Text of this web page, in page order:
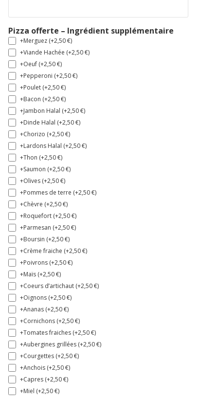
Pizza offerte – Ingrédient supplémentaire
+Merguez (+2,50€)
+Viande Hachée (+2,50€)
+Oeuf (+2,50€)
+Pepperoni (+2,50€)
+Poulet (+2,50€)
+Bacon (+2,50€)
+Jambon Halal (+2,50€)
+Dinde Halal (+2,50€)
+Chorizo (+2,50€)
+Lardons Halal (+2,50€)
+Thon (+2,50€)
+Saumon (+2,50€)
+Olives (+2,50€)
+Pommes de terre (+2,50€)
+Chèvre (+2,50€)
+Roquefort (+2,50€)
+Parmesan (+2,50€)
+Boursin (+2,50€)
+Crème fraiche (+2,50€)
+Poivrons (+2,50€)
+Maïs (+2,50€)
+Coeurs d’artichaut (+2,50€)
+Oignons (+2,50€)
+Ananas (+2,50€)
+Cornichons (+2,50€)
+Tomates fraiches (+2,50€)
+Aubergines grillées (+2,50€)
+Courgettes (+2,50€)
+Anchois (+2,50€)
+Capres (+2,50€)
+Miel (+2,50€)